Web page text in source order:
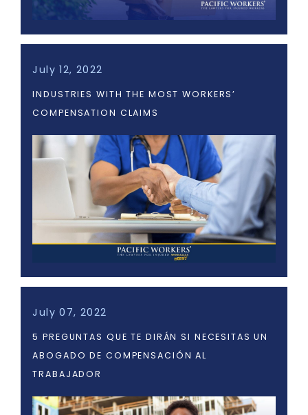
July 12, 2022
INDUSTRIES WITH THE MOST WORKERS’
COMPENSATION CLAIMS
July 07, 2022
5 PREGUNTAS QUE TE DIRÁN SI NECESITAS UN
ABOGADO DE COMPENSACIÓN AL
TRABAJADOR